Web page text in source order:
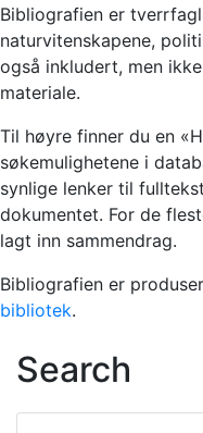
Bibliografien er
naturvitenskapene,
også inkludert, men
materiale.
Til høyre finner du en
søkemulighetene i
synlige lenker til
dokumentet. For de
lagt inn sammendrag.
Bibliografien er
bibliotek.
Search